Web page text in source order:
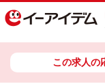
この求人の